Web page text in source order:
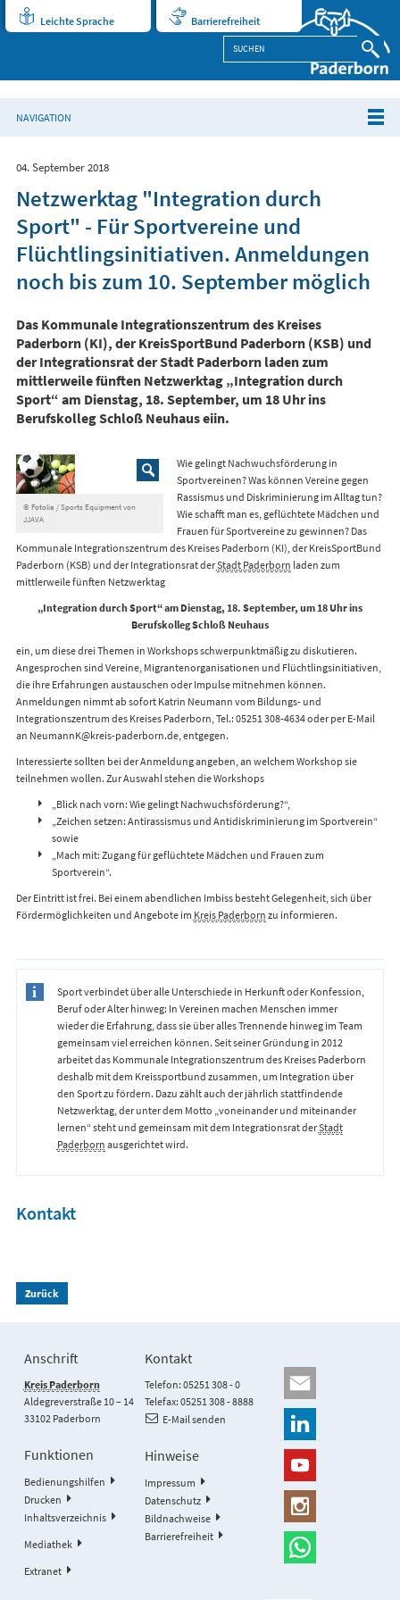
Leichte Sprache Barrierefreiheit
NAVIGATION
04. September 2018
Netzwerktag "Integration durch
Sport" - Für Sportvereine und
Flüchtlingsinitiativen. Anmeldungen
noch bis zum 10. September möglich
Das Kommunale Integrationszentrum des Kreises
Paderborn (KI), der KreisSportBund Paderborn (KSB) und
der Integrationsrat der Stadt Paderborn laden zum
mittlerweile fünften Netzwerktag „Integration durch
Sport“ am Dienstag, 18. September, um 18 Uhr ins
Berufskolleg Schloß Neuhaus eiin.
© Fotolia / Sports Equipment von
JJAVA
Wie gelingt Nachwuchsförderung in
Sportvereinen? Was können Vereine gegen
Rassismus und Diskriminierung im Alltag tun?
Wie schafft man es, geflüchtete Mädchen und
Frauen für Sportvereine zu gewinnen? Das
Kommunale Integrationszentrum des Kreises Paderborn (KI), der KreisSportBund
Paderborn (KSB) und der Integrationsrat derStadt Paderborn laden zum
mittlerweile fünften Netzwerktag
„Integration durch Sport“ am Dienstag, 18. September, um 18 Uhr ins
Berufskolleg Schloß Neuhaus
ein, um diese drei Themen in Workshops schwerpunktmäßig zu diskutieren.
Angesprochen sind Vereine, Migrantenorganisationen und Flüchtlingsinitiativen,
die ihre Erfahrungen austauschen oder Impulse mitnehmen können.
Anmeldungen nimmt ab sofort Katrin Neumann vom Bildungs- und
Integrationszentrum des Kreises Paderborn, Tel.: 05251 308-4634 oder per E-Mail
an NeumannK@kreis-paderborn.de, entgegen.
Interessierte sollten bei der Anmeldung angeben, an welchem Workshop sie
teilnehmen wollen. Zur Auswahl stehen die Workshops
„Blick nach vorn: Wie gelingt Nachwuchsförderung?“,
„Zeichen setzen: Antirassismus und Antidiskriminierung im Sportverein“
sowie
„Mach mit: Zugang für geflüchtete Mädchen und Frauen zum
Sportverein“.
Der Eintritt ist frei. Bei einem abendlichen Imbiss besteht Gelegenheit, sich über
Fördermöglichkeiten und Angebote im Kreis Paderborn zu informieren.
Sport verbindet über alle Unterschiede in Herkunft oder Konfession,
Beruf oder Alter hinweg: In Vereinen machen Menschen immer
wieder die Erfahrung, dass sie über alles Trennende hinweg im Team
gemeinsam viel erreichen können. Seit seiner Gründung in 2012
arbeitet das Kommunale Integrationszentrum des Kreises Paderborn
deshalb mit dem Kreissportbund zusammen, um Integration über
den Sport zu fördern. Dazu zählt auch der jährlich stattfindende
Netzwerktag, der unter dem Motto „voneinander und miteinander
lernen“ steht und gemeinsam mit dem Integrationsrat derStadt
Paderborn ausgerichtet wird.
Kontakt
Zurück
Anschrift
Kreis Paderborn
Aldegreverstraße 10 – 14
33102 Paderborn
Kontakt
Telefon: 05251 308 - 0
Telefax: 05251 308 - 8888
E-Mail senden
Funktionen
Bedienungshilfen
Drucken
Inhaltsverzeichnis
Mediathek
Extranet
Hinweise
Impressum
Datenschutz
Bildnachweise
Barrierefreiheit